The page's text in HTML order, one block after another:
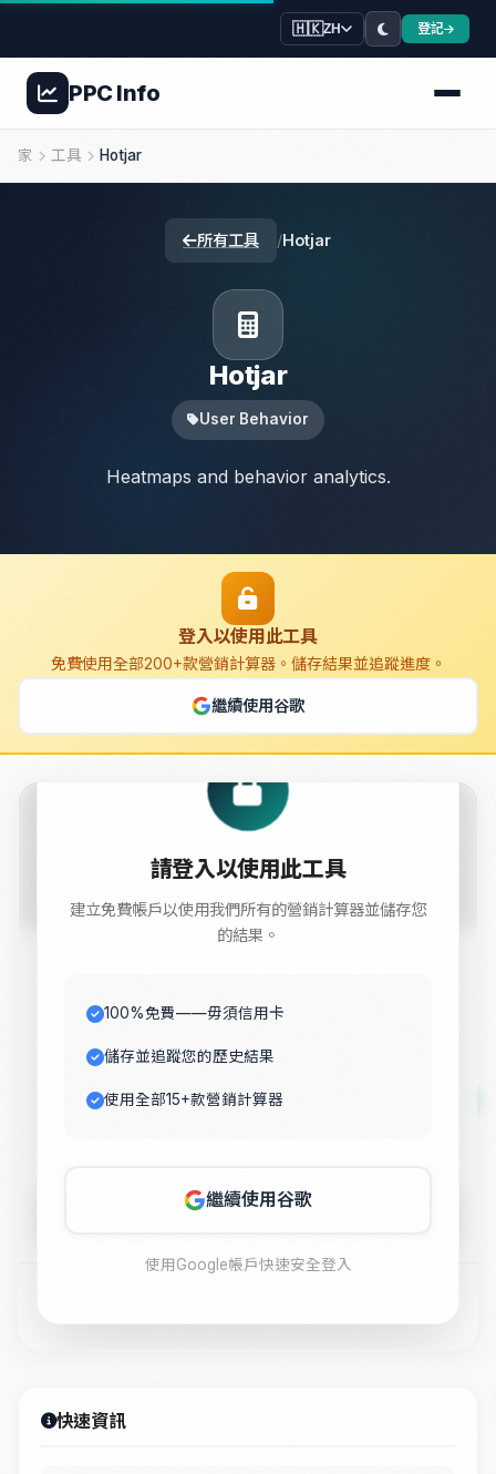
🇭🇰ZH 登記
PPCInfo
家 工具 Hotjar
所有工具 /Hotjar
Hotjar
User Behavior
Heatmaps and behavior analytics.
登入以使用此工具
免費使用全部200+款營銷計算器。儲存結果並追蹤進度。
繼續使用谷歌
Hotjar
Heatmaps and behavior analytics.
請登入以使用此工具
建立免費帳戶以使用我們所有的營銷計算器並儲存您
的結果。
100%免費——毋須信用卡
儲存並追蹤您的歷史結果
使用全部15+款營銷計算器
繼續使用谷歌
使用Google帳戶快速安全登入
快速資訊